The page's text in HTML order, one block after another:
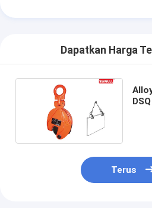
Dapatkan Harga
Terus